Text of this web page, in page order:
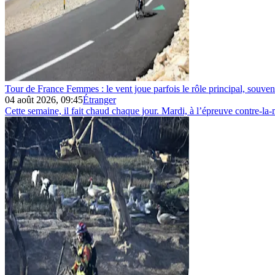
Tour de France Femmes : le vent joue parfois le rôle principal,
04 août 2026, 09:45Étranger
Cette semaine, il fait chaud chaque jour. Mardi, à l’épreuve contre-la-